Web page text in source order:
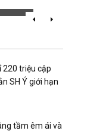
220 triệu cập
SH Ý giới hạn
tầm êm ái và